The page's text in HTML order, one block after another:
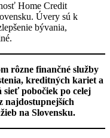
Home Credit
Úvery sú k
bývania,
rôzne finančné služby
kreditných kariet a
pobočiek po celej
najdostupnejších
na Slovensku.